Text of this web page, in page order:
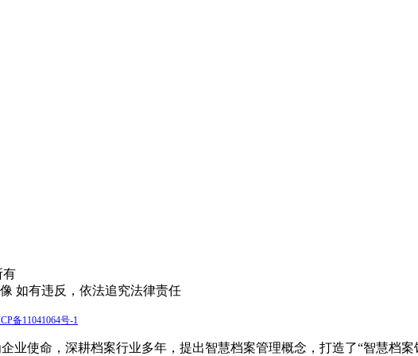
有
如有违反，依法追究法律责任
备11041064号-1
业使命，深耕档案行业多年，提出智慧档案管理概念，打造了“智慧档